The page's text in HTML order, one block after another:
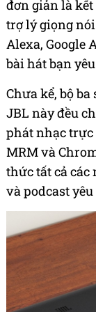
đơn giản là
trợ lý giọng
Alexa, Google
bài hát bạn
Chưa kể, bộ
JBL này đều
phát nhạc trực
MRM và
thức tất cả
và podcast